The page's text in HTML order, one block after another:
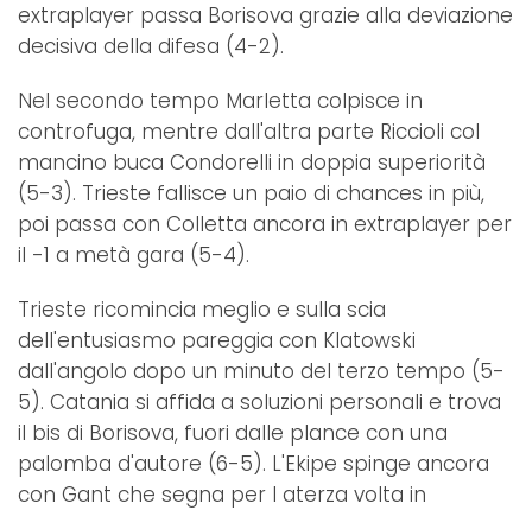
extraplayer passa Borisova grazie alla deviazione
decisiva della difesa (4-2).
Nel secondo tempo Marletta colpisce in
controfuga, mentre dall'altra parte Riccioli col
mancino buca Condorelli in doppia superiorità
(5-3). Trieste fallisce un paio di chances in più,
poi passa con Colletta ancora in extraplayer per
il -1 a metà gara (5-4).
Trieste ricomincia meglio e sulla scia
dell'entusiasmo pareggia con Klatowski
dall'angolo dopo un minuto del terzo tempo (5-
5). Catania si affida a soluzioni personali e trova
il bis di Borisova, fuori dalle plance con una
palomba d'autore (6-5). L'Ekipe spinge ancora
con Gant che segna per l aterza volta in